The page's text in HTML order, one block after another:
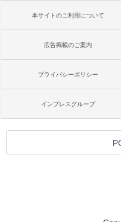
本サイトのご利用について
広告掲載のご案内
プライバシーポリシー
インプレスグループ